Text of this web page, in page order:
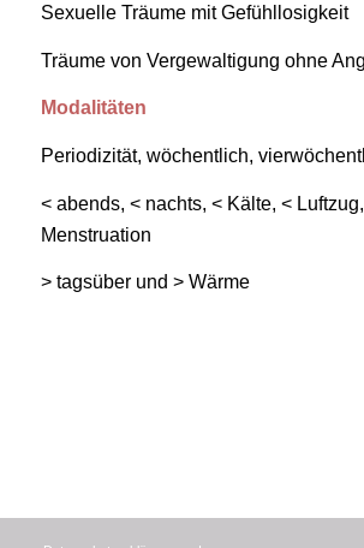
Sexuelle Träume mit Gefühllosigkeit
Träume von Vergewaltigung ohne
Modalitäten
Periodizität, wöchentlich,
< abends, < nachts, < Kälte, <
Menstruation
> tagsüber und > Wärme